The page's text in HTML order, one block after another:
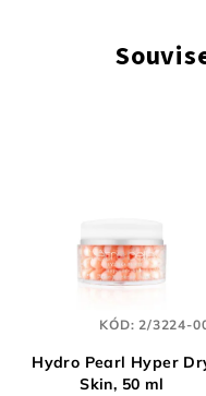
Hydro Pearl Hyper
Skin, 50 ml
KÓD:2/3224-